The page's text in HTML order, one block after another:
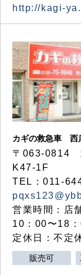
http://kagi-
カギの救急車 西
〒063-0814
K47-1F
TEL：011-
営業時間：
10：00〜18
定休日：不定
販売可